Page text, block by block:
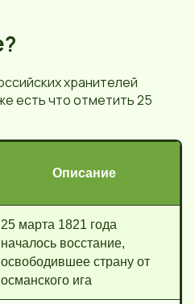
хранителей
есть что отметить 25
Описание
25 марта 1821 года
началось восстание,
освободившее страну от
османского ига